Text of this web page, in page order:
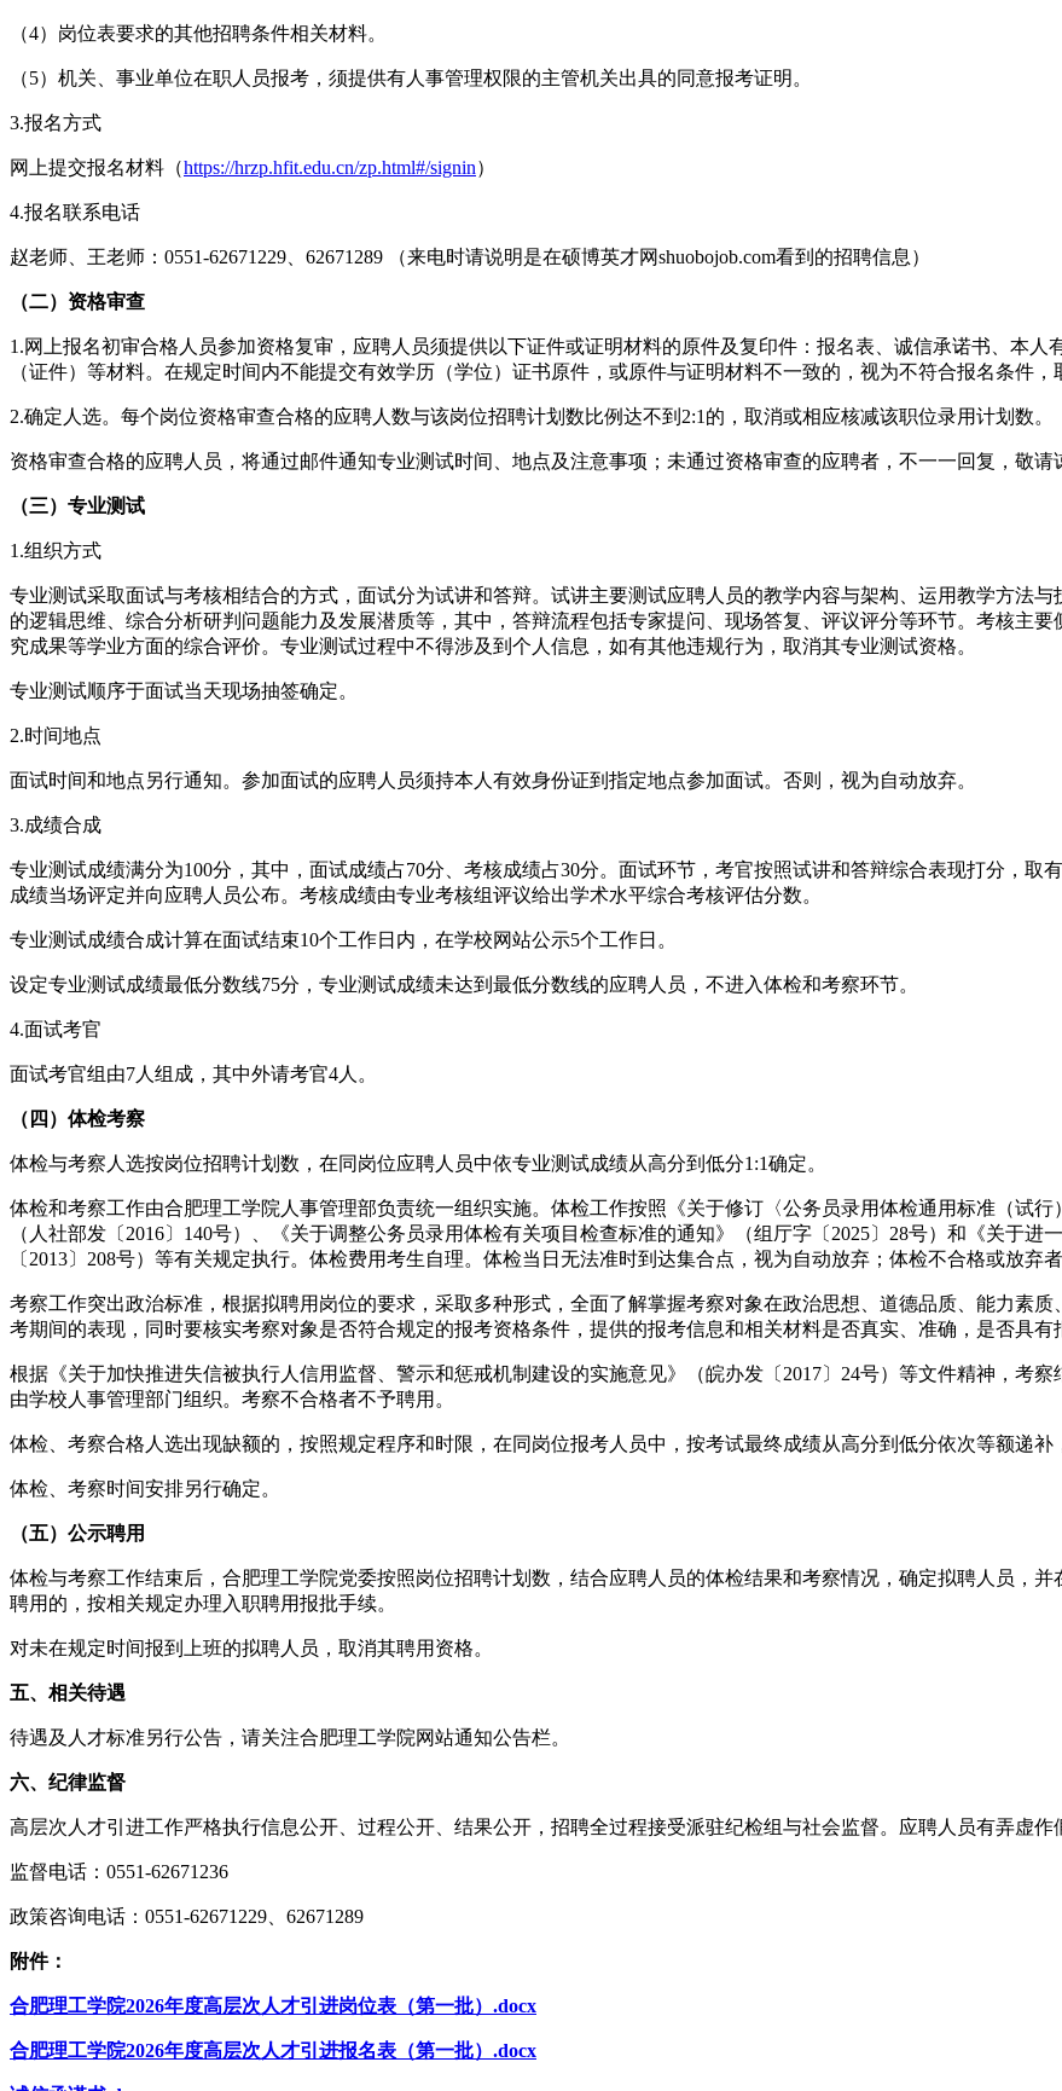
（4）岗位表要求的其他招聘条件相关材料。
（5）机关、事业单位在职人员报考，须提供有人事管理权限的主管机关出具的同意报考证明。
3.报名方式
网上提交报名材料（https://hrzp.hfit.edu.cn/zp.html#/signin）
4.报名联系电话
赵老师、王老师：0551-62671229、62671289 （来电时请说明是在硕博英才网shuobojob.com看到的招聘信息）
（二）资格审查
1.网上报名初审合格人员参加资格复审，应聘人员须提供以下证件或证明材料的原件及复印件：报名表、诚信承诺书、本
（证件）等材料。在规定时间内不能提交有效学历（学位）证书原件，或原件与证明材料不一致的，视为不符合报名条件，
2.确定人选。每个岗位资格审查合格的应聘人数与该岗位招聘计划数比例达不到2:1的，取消或相应核减该职位录用计划数。
资格审查合格的应聘人员，将通过邮件通知专业测试时间、地点及注意事项；未通过资格审查的应聘者，不一一回复，敬请
（三）专业测试
1.组织方式
专业测试采取面试与考核相结合的方式，面试分为试讲和答辩。试讲主要测试应聘人员的教学内容与架构、运用教学方法
的逻辑思维、综合分析研判问题能力及发展潜质等，其中，答辩流程包括专家提问、现场答复、评议评分等环节。考核主
究成果等学业方面的综合评价。专业测试过程中不得涉及到个人信息，如有其他违规行为，取消其专业测试资格。
专业测试顺序于面试当天现场抽签确定。
2.时间地点
面试时间和地点另行通知。参加面试的应聘人员须持本人有效身份证到指定地点参加面试。否则，视为自动放弃。
3.成绩合成
专业测试成绩满分为100分，其中，面试成绩占70分、考核成绩占30分。面试环节，考官按照试讲和答辩综合表现打分，
成绩当场评定并向应聘人员公布。考核成绩由专业考核组评议给出学术水平综合考核评估分数。
专业测试成绩合成计算在面试结束10个工作日内，在学校网站公示5个工作日。
设定专业测试成绩最低分数线75分，专业测试成绩未达到最低分数线的应聘人员，不进入体检和考察环节。
4.面试考官
面试考官组由7人组成，其中外请考官4人。
（四）体检考察
体检与考察人选按岗位招聘计划数，在同岗位应聘人员中依专业测试成绩从高分到低分1:1确定。
体检和考察工作由合肥理工学院人事管理部负责统一组织实施。体检工作按照《关于修订〈公务员录用体检通用标准（试
（人社部发〔2016〕140号）、《关于调整公务员录用体检有关项目检查标准的通知》（组厅字〔2025〕28号）和《关于
〔2013〕208号）等有关规定执行。体检费用考生自理。体检当日无法准时到达集合点，视为自动放弃；体检不合格或放弃者
考察工作突出政治标准，根据拟聘用岗位的要求，采取多种形式，全面了解掌握考察对象在政治思想、道德品质、能力素
考期间的表现，同时要核实考察对象是否符合规定的报考资格条件，提供的报考信息和相关材料是否真实、准确，是否具有
根据《关于加快推进失信被执行人信用监督、警示和惩戒机制建设的实施意见》（皖办发〔2017〕24号）等文件精神，考
由学校人事管理部门组织。考察不合格者不予聘用。
体检、考察合格人选出现缺额的，按照规定程序和时限，在同岗位报考人员中，按考试最终成绩从高分到低分依次等额递
体检、考察时间安排另行确定。
（五）公示聘用
体检与考察工作结束后，合肥理工学院党委按照岗位招聘计划数，结合应聘人员的体检结果和考察情况，确定拟聘人员，
聘用的，按相关规定办理入职聘用报批手续。
对未在规定时间报到上班的拟聘人员，取消其聘用资格。
五、相关待遇
待遇及人才标准另行公告，请关注合肥理工学院网站通知公告栏。
六、纪律监督
高层次人才引进工作严格执行信息公开、过程公开、结果公开，招聘全过程接受派驻纪检组与社会监督。应聘人员有弄虚作
监督电话：0551-62671236
政策咨询电话：0551-62671229、62671289
附件：
合肥理工学院2026年度高层次人才引进岗位表（第一批）.docx
合肥理工学院2026年度高层次人才引进报名表（第一批）.docx